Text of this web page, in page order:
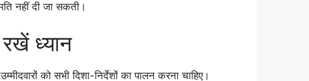
नहीं दी जा सकती।
रखें ध्यान
को सभी दिशा-निर्देशों का पालन करना चाहिए।